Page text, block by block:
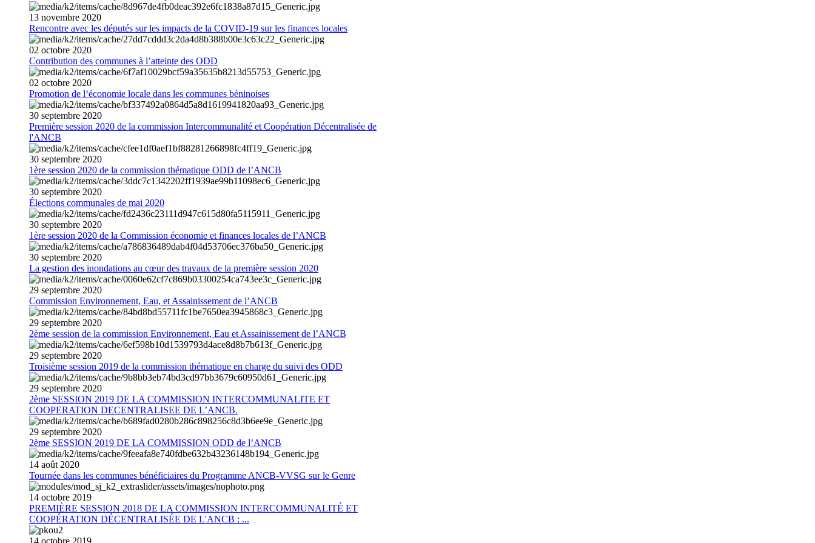
13 novembre 2020
Rencontre avec les députés sur les impacts de la COVID-19 sur les finances locales
02 octobre 2020
Contribution des communes à l’atteinte des ODD
02 octobre 2020
Promotion de l‘économie locale dans les communes béninoises
30 septembre 2020
Première session 2020 de la commission Intercommunalité et Coopération Décentralisée de
l'ANCB
30 septembre 2020
1ère session 2020 de la commission thématique ODD de l’ANCB
30 septembre 2020
Élections communales de mai 2020
30 septembre 2020
1ère session 2020 de la Commission économie et finances locales de l’ANCB
30 septembre 2020
La gestion des inondations au cœur des travaux de la première session 2020
29 septembre 2020
Commission Environnement, Eau, et Assainissement de l’ANCB
29 septembre 2020
2ème session de la commission Environnement, Eau et Assainissement de l’ANCB
29 septembre 2020
Troisième session 2019 de la commission thématique en charge du suivi des ODD
29 septembre 2020
2ème SESSION 2019 DE LA COMMISSION INTERCOMMUNALITE ET
COOPERATION DECENTRALISEE DE L’ANCB.
29 septembre 2020
2ème SESSION 2019 DE LA COMMISSION ODD de l’ANCB
14 août 2020
Tournée dans les communes bénéficiaires du Programme ANCB-VVSG sur le Genre
14 octobre 2019
PREMIÈRE SESSION 2018 DE LA COMMISSION INTERCOMMUNALITÉ ET
COOPÉRATION DÉCENTRALISÉE DE L'ANCB : ...
14 octobre 2019